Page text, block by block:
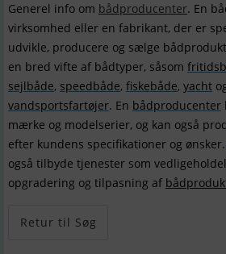
Generel info om bådproducenter. En
virksomhed eller en fabrikant, der er
udvikle, producere og sælge
en bred vifte af bådtyper, såsom
sejlbåde, speedbåde, fiskebåde, yacht
vandsportsfartøjer. En bådproducenter
mærke og modelserier, og kan også
efter kundens specifikationer og ønsker.
også tilbyde tjenester som
opgradering og tilpasning af
Retur til Søg